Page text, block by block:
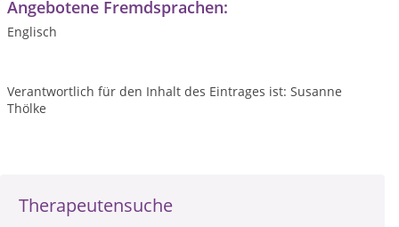
Therapeutensuche
Angebotene Fremdsprachen:
Englisch
Verantwortlich für den Inhalt des Eintrages ist: Susanne
Thölke